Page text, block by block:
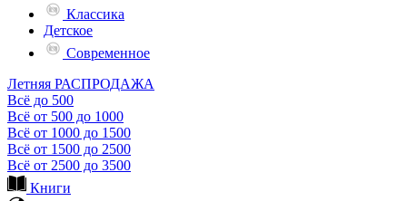
Классика
Детское
Современное
Летняя РАСПРОДАЖА
Всё до 500
Всё от 500 до 1000
Всё от 1000 до 1500
Всё от 1500 до 2500
Всё от 2500 до 3500
Книги